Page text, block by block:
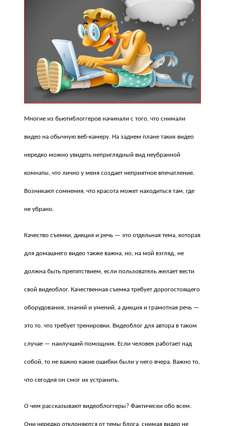
Многие из бьютиблоггеров начинали с того, что снимали
видео на обычную веб-камеру. На заднем плане таких видео
нередко можно увидеть неприглядный вид неубранной
комнаты, что лично у меня создает неприятное впечатление.
Возникают сомнения, что красота может находиться там, где
не убрано.
Качество съемки, дикция и речь — это отдельная тема, которая
для домашнего видео также важна, но, на мой взгляд, не
должна быть препятствием, если пользователь желает вести
свой видеоблог. Качественная съемка требует дорогостоящего
оборудования, знаний и умений, а дикция и грамотная речь —
это то, что требует тренировки. Видеоблог для автора в таком
случае — наилучший помощник. Если человек работает над
собой, то не важно какие ошибки были у него вчера. Важно то,
что сегодня он смог их устранить.
О чем рассказывают видеоблоггеры? Фактически обо всем.
Они нередко отклоняются от темы блога, снимая видео не